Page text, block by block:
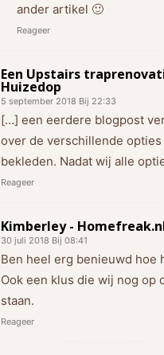
ander artikel 🙂
Reageer
Een Upstairs
Huizedop
5 september 2018 Bij 22:33
[…] een eerdere blogpost
over de verschillende
bekleden. Nadat wij alle
Reageer
Kimberley -
30 juli 2018 Bij 08:41
Ben heel erg benieuwd hoe
Ook een klus die wij nog op
staan.
Reageer